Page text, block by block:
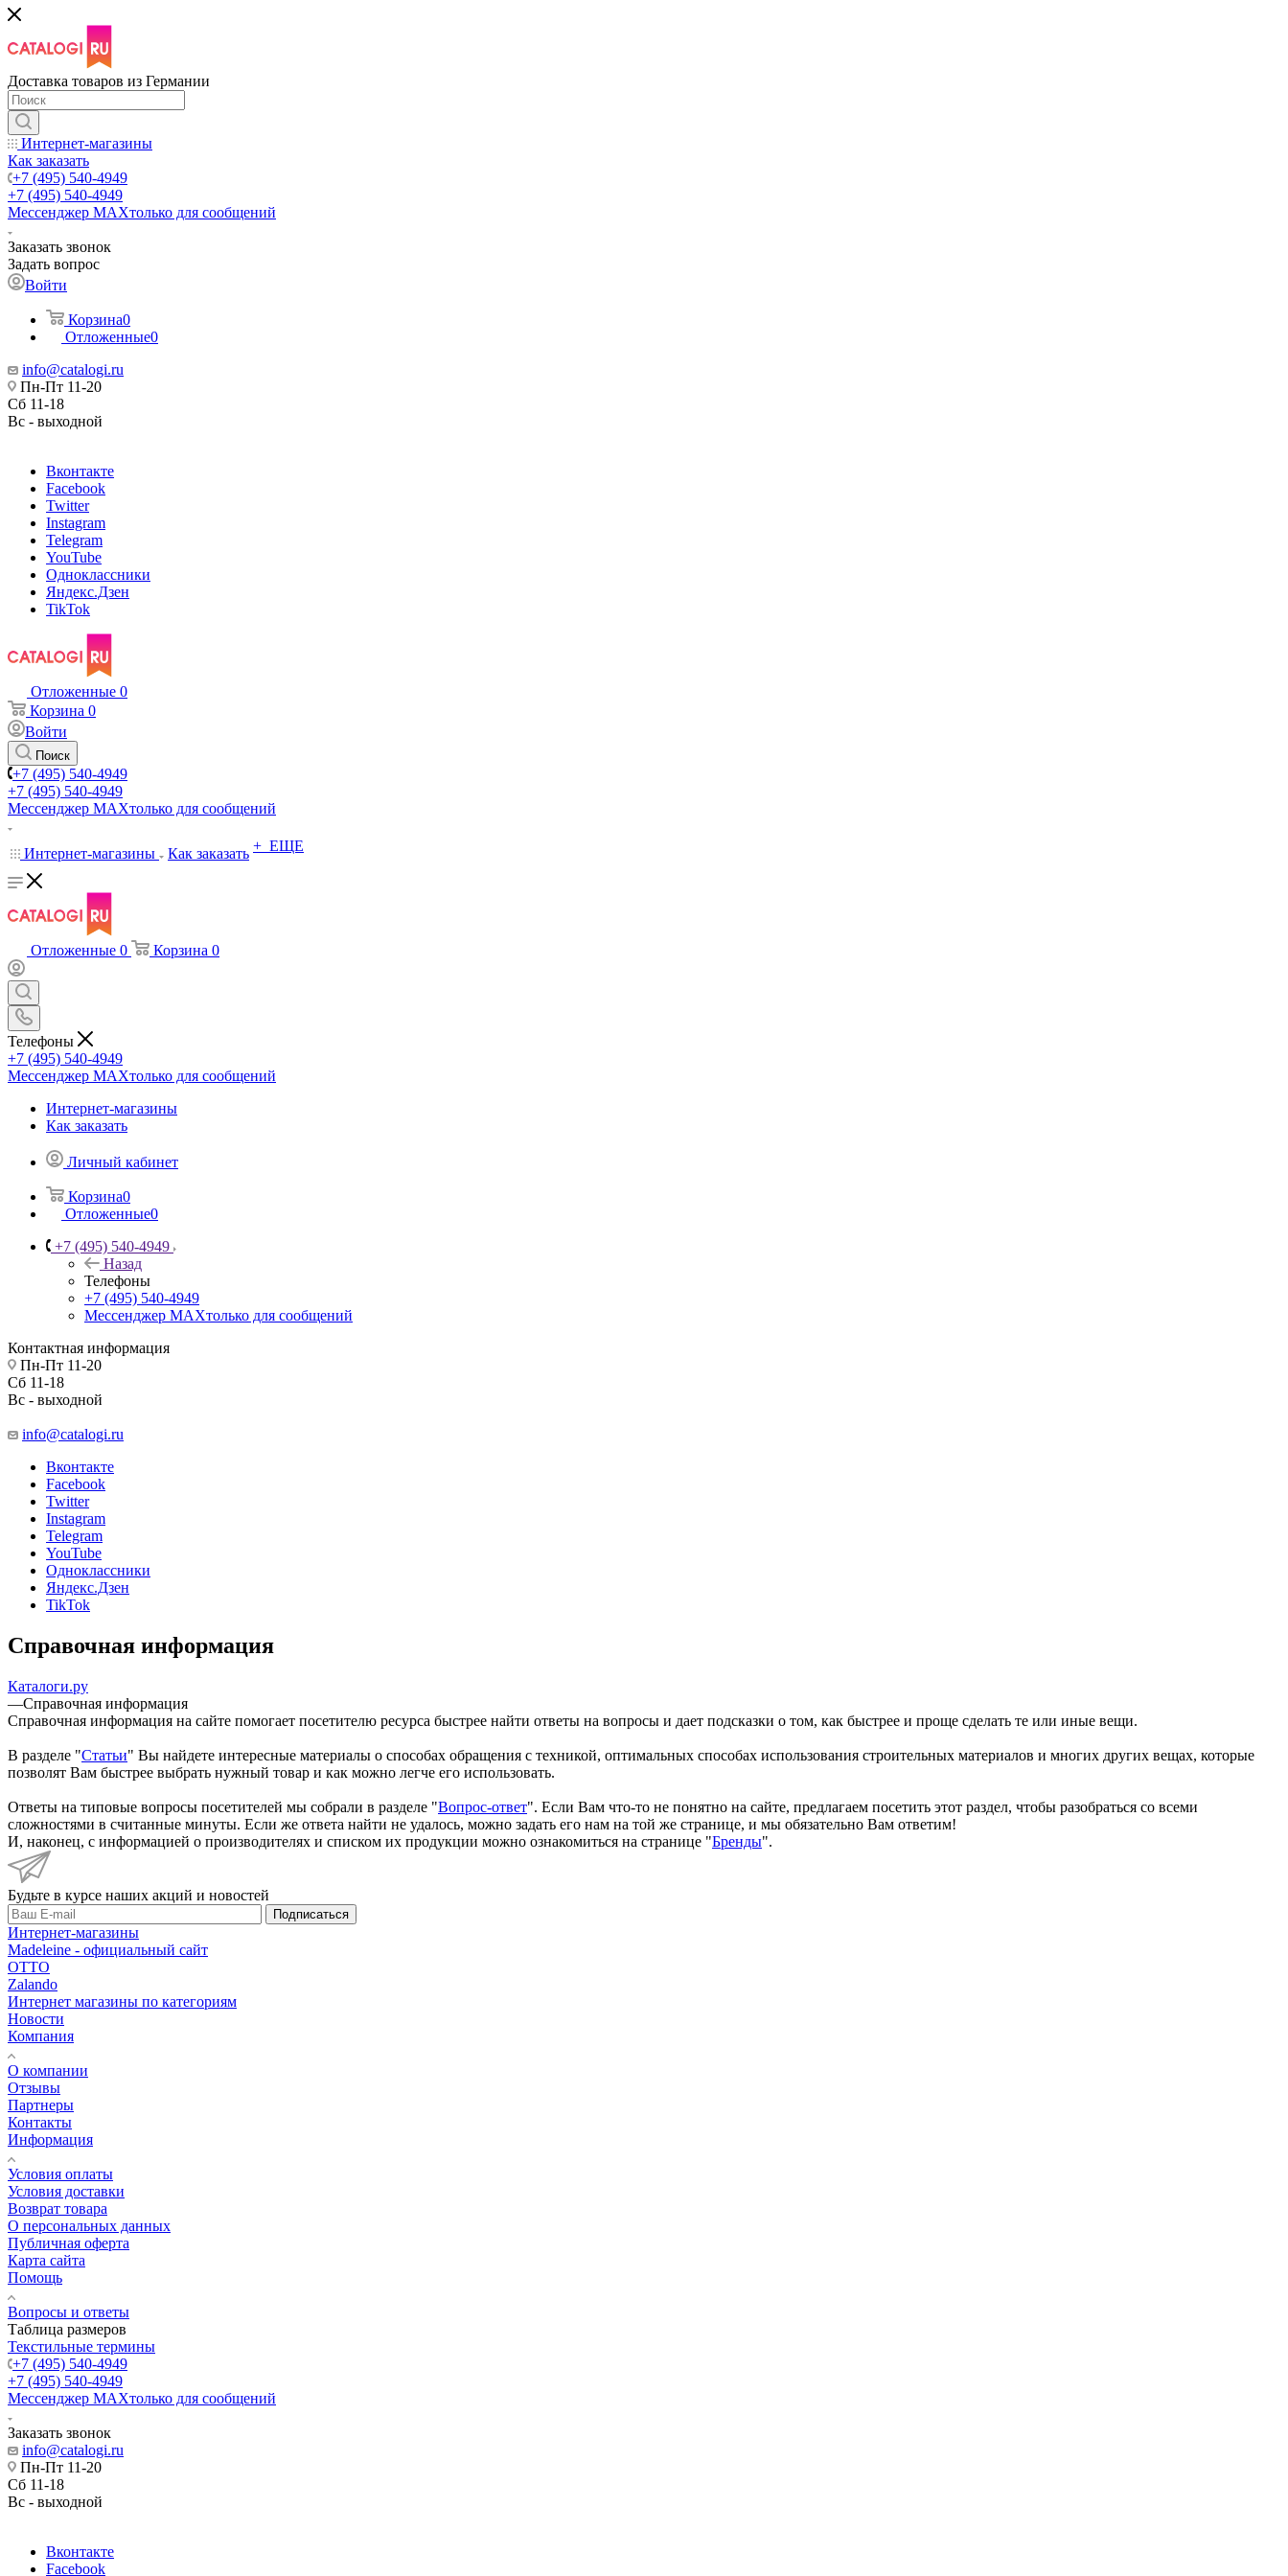
Доставка товаров из Германии
Интернет-магазины
Как заказать
+7 (495) 540-4949
+7 (495) 540-4949
Мессенджер МАХтолько для сообщений
Заказать звонок
Задать вопрос
Войти
Корзина0
Отложенные0
info@catalogi.ru
Пн-Пт 11-20
Сб 11-18
Вс - выходной
Вконтакте
Facebook
Twitter
Instagram
Telegram
YouTube
Одноклассники
Яндекс.Дзен
TikTok
Отложенные 0
Корзина 0
Войти
Поиск
+7 (495) 540-4949
+7 (495) 540-4949
Мессенджер МАХтолько для сообщений
Интернет-магазины Как заказать + ЕЩЕ
Отложенные 0 Корзина 0
Телефоны
+7 (495) 540-4949
Мессенджер МАХтолько для сообщений
Интернет-магазины
Как заказать
Личный кабинет
Корзина0
Отложенные0
+7 (495) 540-4949
Назад
Телефоны
+7 (495) 540-4949
Мессенджер МАХтолько для сообщений
Контактная информация
Пн-Пт 11-20
Сб 11-18
Вс - выходной
info@catalogi.ru
Вконтакте
Facebook
Twitter
Instagram
Telegram
YouTube
Одноклассники
Яндекс.Дзен
TikTok
Справочная информация
Каталоги.ру
—Справочная информация
Справочная информация на сайте помогает посетителю ресурса быстрее найти ответы на вопросы и дает подсказки о том, как быстрее и проще сделать те или иные вещи.
В разделе "Статьи" Вы найдете интересные материалы о способах обращения с техникой, оптимальных способах использования строительных материалов и многих других вещах, которые
позволят Вам быстрее выбрать нужный товар и как можно легче его использовать.
Ответы на типовые вопросы посетителей мы собрали в разделе "Вопрос-ответ". Если Вам что-то не понятно на сайте, предлагаем посетить этот раздел, чтобы разобраться со всеми
сложностями в считанные минуты. Если же ответа найти не удалось, можно задать его нам на той же странице, и мы обязательно Вам ответим!
И, наконец, с информацией о производителях и списком их продукции можно ознакомиться на странице "Бренды".
Будьте в курсе наших акций и новостей
Подписаться
Интернет-магазины
Madeleine - официальный сайт
OTTO
Zalando
Интернет магазины по категориям
Новости
Компания
О компании
Отзывы
Партнеры
Контакты
Информация
Условия оплаты
Условия доставки
Возврат товара
О персональных данных
Публичная оферта
Карта сайта
Помощь
Вопросы и ответы
Таблица размеров
Текстильные термины
+7 (495) 540-4949
+7 (495) 540-4949
Мессенджер МАХтолько для сообщений
Заказать звонок
info@catalogi.ru
Пн-Пт 11-20
Сб 11-18
Вс - выходной
Вконтакте
Facebook